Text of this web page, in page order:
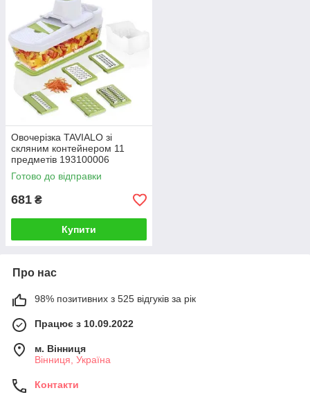
Овочерізка TAVIALO зі
скляним контейнером 11
предметів 193100006
Готово до відправки
681 ₴
Купити
Про нас
98% позитивних з 525 відгуків за рік
Працює з 10.09.2022
м. Вінниця
Вінниця, Україна
Контакти